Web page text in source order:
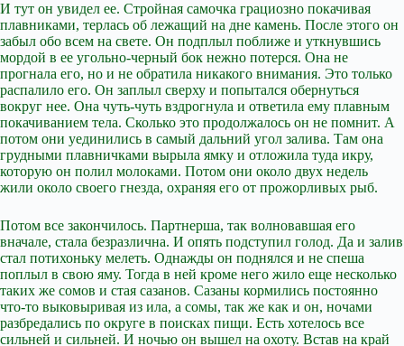
И тут он увидел ее. Стройная самочка грациозно покачивая
плавниками, терлась об лежащий на дне камень. После этого он
забыл обо всем на свете. Он подплыл поближе и уткнувшись
мордой в ее угольно-черный бок нежно потерся. Она не
прогнала его, но и не обратила никакого внимания. Это только
распалило его. Он заплыл сверху и попытался обернуться
вокруг нее. Она чуть-чуть вздрогнула и ответила ему плавным
покачиванием тела. Сколько это продолжалось он не помнит. А
потом они уединились в самый дальний угол залива. Там она
грудными плавничками вырыла ямку и отложила туда икру,
которую он полил молоками. Потом они около двух недель
жили около своего гнезда, охраняя его от прожорливых рыб.
Потом все закончилось. Партнерша, так волновавшая его
вначале, стала безразлична. И опять подступил голод. Да и залив
стал потихоньку мелеть. Однажды он поднялся и не спеша
поплыл в свою яму. Тогда в ней кроме него жило еще несколько
таких же сомов и стая сазанов. Сазаны кормились постоянно
что-то выковыривая из ила, а сомы, так же как и он, ночами
разбредались по округе в поисках пищи. Есть хотелось все
сильней и сильней. И ночью он вышел на охоту. Встав на край